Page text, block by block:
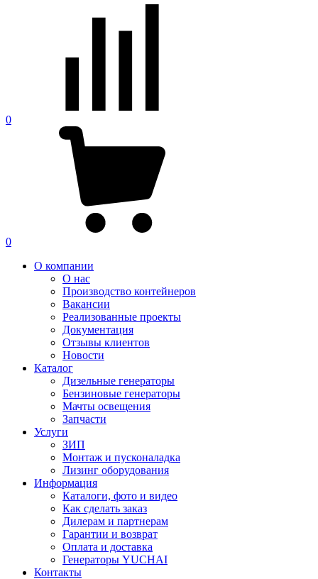
0
0
О компании
О нас
Производство контейнеров
Вакансии
Реализованные проекты
Документация
Отзывы клиентов
Новости
Каталог
Дизельные генераторы
Бензиновые генераторы
Мачты освещения
Запчасти
Услуги
ЗИП
Монтаж и пусконаладка
Лизинг оборудования
Информация
Каталоги, фото и видео
Как сделать заказ
Дилерам и партнерам
Гарантии и возврат
Оплата и доставка
Генераторы YUCHAI
Контакты